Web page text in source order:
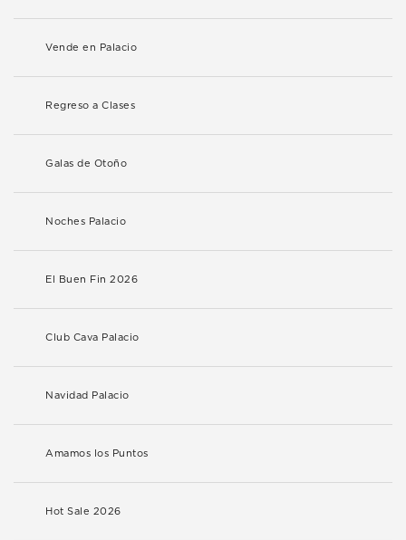
Vende en Palacio
Regreso a Clases
Galas de Otoño
Noches Palacio
El Buen Fin 2026
Club Cava Palacio
Navidad Palacio
Amamos los Puntos
Hot Sale 2026